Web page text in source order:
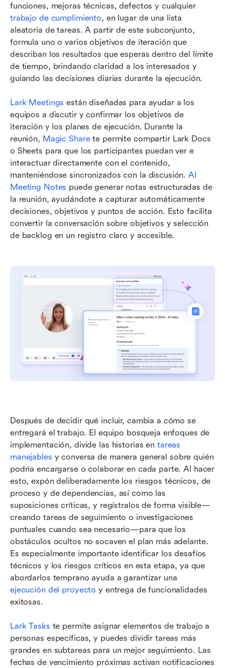
funciones, mejoras técnicas, defectos y cualquier
trabajo de cumplimiento, en lugar de una lista
aleatoria de tareas. A partir de este subconjunto,
formula uno o varios objetivos de iteración que
describan los resultados que esperas dentro del límite
de tiempo, brindando claridad a los interesados y
guiando las decisiones diarias durante la ejecución.
Lark Meetings están diseñadas para ayudar a los
equipos a discutir y confirmar los objetivos de
iteración y los planes de ejecución. Durante la
reunión, Magic Share te permite compartir Lark Docs
o Sheets para que los participantes puedan ver e
interactuar directamente con el contenido,
manteniéndose sincronizados con la discusión. AI
Meeting Notes puede generar notas estructuradas de
la reunión, ayudándote a capturar automáticamente
decisiones, objetivos y puntos de acción. Esto facilita
convertir la conversación sobre objetivos y selección
de backlog en un registro claro y accesible.
Después de decidir qué incluir, cambia a cómo se
entregará el trabajo. El equipo bosqueja enfoques de
implementación, divide las historias en tareas
manejables y conversa de manera general sobre quién
podría encargarse o colaborar en cada parte. Al hacer
esto, expón deliberadamente los riesgos técnicos, de
proceso y de dependencias, así como las
suposiciones críticas, y regístralos de forma visible—
creando tareas de seguimiento o investigaciones
puntuales cuando sea necesario—para que los
obstáculos ocultos no socaven el plan más adelante.
Es especialmente importante identificar los desafíos
técnicos y los riesgos críticos en esta etapa, ya que
ejecución del proyecto y entrega de funcionalidades
exitosas.
Lark Tasks te permite asignar elementos de trabajo a
personas específicas, y puedes dividir tareas más
grandes en subtareas para un mejor seguimiento. Las
fechas de vencimiento próximas activan notificaciones